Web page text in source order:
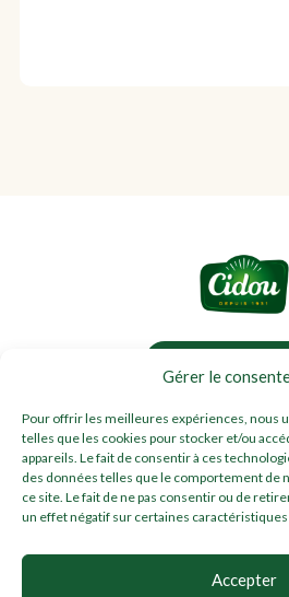
Gérer le
Pour offrir les meilleures expériences, nous
telles que les cookies pour stocker et/ou
appareils. Le fait de consentir à ces
des données telles que le comportement de
ce site. Le fait de ne pas consentir ou de
un effet négatif sur certaines
Accepter
Ressources
Politique de